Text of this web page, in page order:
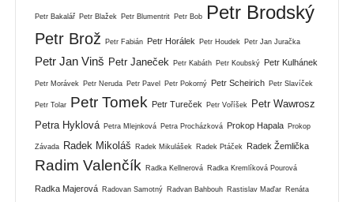
Petr Bakalář Petr Blažek Petr Blumentrit Petr Bob Petr Brodský
Petr Brož Petr Fabián Petr Horálek Petr Houdek Petr Jan Juračka
Petr Jan Vinš Petr Janeček Petr Kabáth Petr Koubský Petr Kulhánek
Petr Morávek Petr Neruda Petr Pavel Petr Pokorný Petr Scheirich Petr Slavíček
Petr Tolar Petr Tomek Petr Tureček Petr Voříšek
Petr Wawrosz
Petra Hyklová Petra Mlejnková Petra Procházková Prokop Hapala Prokop
Závada Radek Mikoláš Radek Mikulášek Radek Ptáček Radek Žemlička
Radim Valenčík Radka Kellnerová Radka Kremlíková Pourová
Radka Majerová Radovan Samotný Radvan Bahbouh Rastislav Maďar Renáta